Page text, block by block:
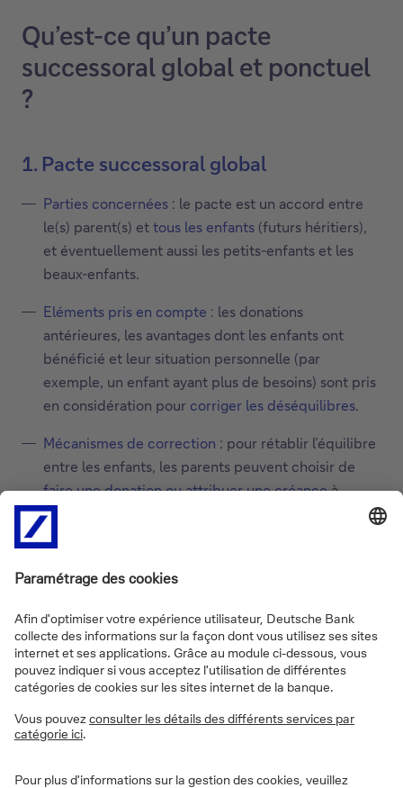
Qu’est-ce qu’un pacte
successoral global et ponctuel
?
1. Pacte successoral global
Parties concernées : le pacte est un accord entre
le(s) parent(s) ettous les enfants (futurs héritiers),
et éventuellement aussi les petits-enfants et les
beaux-enfants.
Eléments pris en compte : les donations
antérieures, les avantages dont les enfants ont
bénéficié et leur situation personnelle (par
exemple, un enfant ayant plus de besoins) sont pris
en considération pour corriger les déséquilibres.
Mécanismes de correction : pour rétablir l’équilibre
entre les enfants, les parents peuvent choisir de
faire une donation ou attribuer une créanceà
l’enfant qui a été “moins avantagé”. Cela peut être
Signature et engagement
signent le pacte. Ainsi, ils sont ainsi liés par cet
accord sur lequel ils ne peuvent pas revenir.
Exemple
Julie a fait des études de “data science” à Stanford.